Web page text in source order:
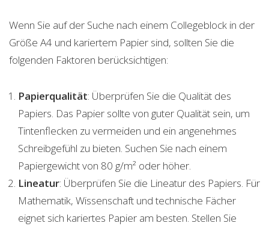
Wenn Sie auf der Suche nach einem Collegeblock in der
Größe A4 und kariertem Papier sind, sollten Sie die
folgenden Faktoren berücksichtigen:
Papierqualität: Überprüfen Sie die Qualität des
Papiers. Das Papier sollte von guter Qualität sein, um
Tintenflecken zu vermeiden und ein angenehmes
Schreibgefühl zu bieten. Suchen Sie nach einem
Papiergewicht von 80 g/m² oder höher.
Lineatur: Überprüfen Sie die Lineatur des Papiers. Für
Mathematik, Wissenschaft und technische Fächer
eignet sich kariertes Papier am besten. Stellen Sie